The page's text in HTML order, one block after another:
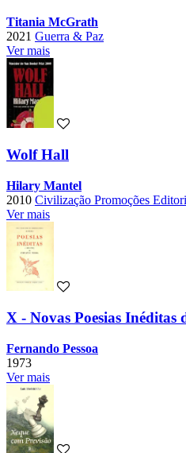
Titania McGrath
2021 Guerra & Paz
Ver mais
Wolf Hall
Hilary Mantel
2010 Civilização Promoções
Ver mais
X - Novas Poesias Inéditas
Fernando Pessoa
1973
Ver mais